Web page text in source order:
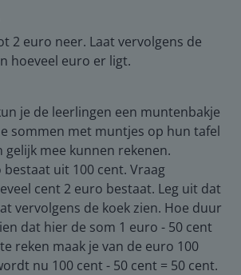
2 euro neer. Laat vervolgens de
hoeveel euro er ligt.
je de leerlingen een muntenbakje
sommen met muntjes op hun tafel
gelijk mee kunnen rekenen.
uit 100 cent. Vraag
cent 2 euro bestaat. Leg uit dat
vervolgens de koek zien. Hoe duur
dat hier de som 1 euro - 50 cent
reken maak je van de euro 100
nu 100 cent - 50 cent = 50 cent.